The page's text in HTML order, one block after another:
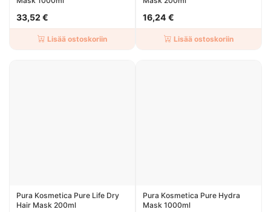
33,52 €
Lisää ostoskoriin
16,24 €
Lisää ostoskoriin
Pura Kosmetica Pure Life Dry
Hair Mask 200ml
Pura Kosmetica Pure Hydra
Mask 1000ml